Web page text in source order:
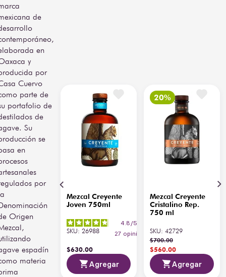
de
en
y
por
Cuervo
parte de
portafolio de
de
Su
se
en
por
Origen
espadín
materia
Mezcal Creyente
Joven 750ml
4.8 /5
27 opiniones
SKU:26988
$630.00
Agregar
Mezcal Creyente
Cristalino Rep.
750 ml
SKU: 42729
$700.00
$560.00
Agregar